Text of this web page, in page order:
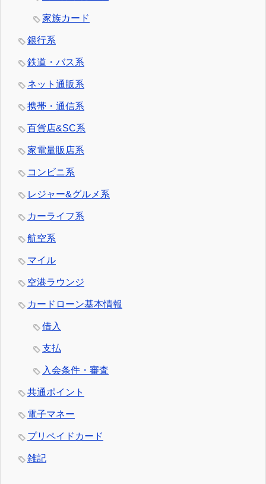
家族カード
銀行系
鉄道・バス系
ネット通販系
携帯・通信系
百貨店&SC系
家電量販店系
コンビニ系
レジャー&グルメ系
カーライフ系
航空系
マイル
空港ラウンジ
カードローン基本情報
借入
支払
入会条件・審査
共通ポイント
電子マネー
プリペイドカード
雑記